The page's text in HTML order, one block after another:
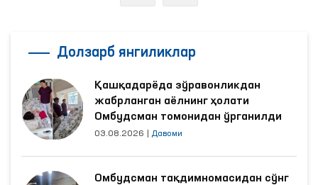
Долзарб янгиликлар
Қашқадарёда зўравонликдан
жабрланган аёлнинг ҳолати
Омбудсман томонидан ўрганилди
03.08.2026 Давоми
Омбудсман тақдимномасидан сўнг